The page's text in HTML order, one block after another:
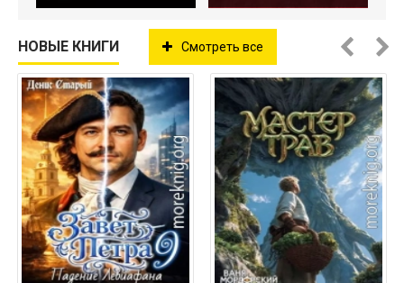
НОВЫЕ КНИГИ Смотреть все